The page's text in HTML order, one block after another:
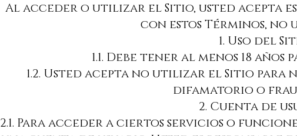
Al acceder o utilizar el Sitio, usted acepta
con estos Términos,
1. Uso del
1.1. Debe tener al menos 18
1.2. Usted acepta no utilizar el Sitio para
difamatorio o
2. Cuenta de
2.1. Para acceder a ciertos servicios o